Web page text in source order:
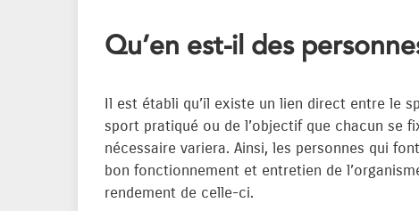
Qu’en est-il des
Il est établi qu’il existe un lien direct entre le
sport pratiqué ou de l’objectif que chacun se
nécessaire variera. Ainsi, les personnes qui
bon fonctionnement et entretien de
rendement de celle-ci.